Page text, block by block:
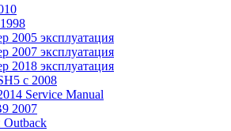
2005 эксплуатация
2007 эксплуатация
2018 эксплуатация
с 2008
Service Manual
2007
Outback